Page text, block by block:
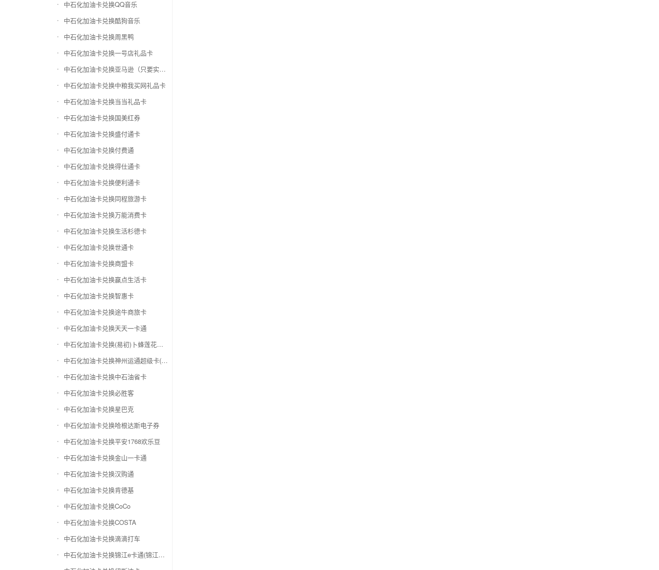
中石化加油卡兑换QQ音乐
中石化加油卡兑换酷狗音乐
中石化加油卡兑换周黑鸭
中石化加油卡兑换一号店礼品卡
中石化加油卡兑换亚马逊（只要实体卡）
中石化加油卡兑换中粮我买网礼品卡
中石化加油卡兑换当当礼品卡
中石化加油卡兑换国美红券
中石化加油卡兑换盛付通卡
中石化加油卡兑换付费通
中石化加油卡兑换得仕通卡
中石化加油卡兑换便利通卡
中石化加油卡兑换同程旅游卡
中石化加油卡兑换万能消费卡
中石化加油卡兑换生活杉德卡
中石化加油卡兑换世通卡
中石化加油卡兑换商盟卡
中石化加油卡兑换赢点生活卡
中石化加油卡兑换智惠卡
中石化加油卡兑换途牛商旅卡
中石化加油卡兑换天天一卡通
中石化加油卡兑换(易初)卜蜂莲花礼品卡
中石化加油卡兑换神州运通超级卡(运通网购卡)
中石化加油卡兑换中石油省卡
中石化加油卡兑换必胜客
中石化加油卡兑换星巴克
中石化加油卡兑换哈根达斯电子券
中石化加油卡兑换平安1768欢乐豆
中石化加油卡兑换金山一卡通
中石化加油卡兑换汉购通
中石化加油卡兑换肯德基
中石化加油卡兑换CoCo
中石化加油卡兑换COSTA
中石化加油卡兑换滴滴打车
中石化加油卡兑换锦江e卡通(锦江一卡通)